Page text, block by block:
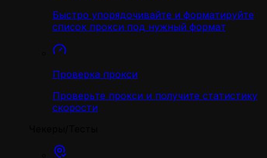
Быстро упорядочивайте и форматируйте
список прокси под нужный формат
Проверка прокси
Проверьте прокси и получите статистику
скорости